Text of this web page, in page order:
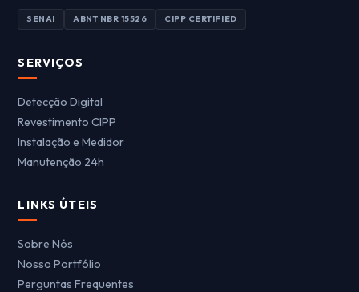
SENAI ABNT NBR 15526 CIPP CERTIFIED
SERVIÇOS
Detecção Digital
Revestimento CIPP
Instalação e Medidor
Manutenção 24h
LINKS ÚTEIS
Sobre Nós
Nosso Portfólio
Perguntas Frequentes